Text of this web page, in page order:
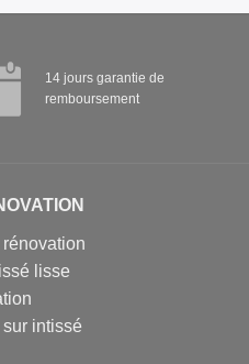
14 jours garantie de
remboursement
lisse
intissé